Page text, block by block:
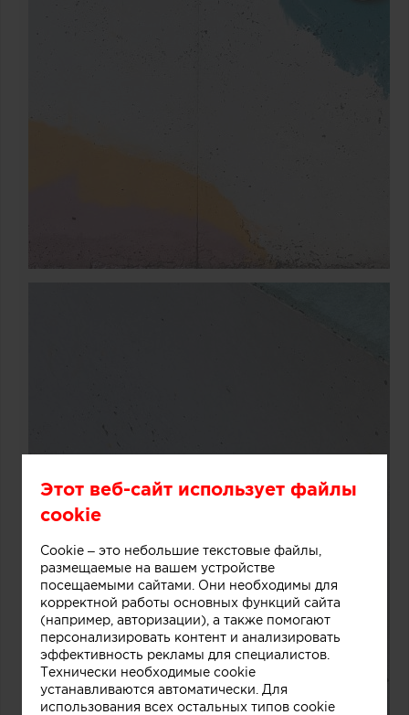
Этот веб-сайт использует файлы
cookie
Cookie – это небольшие текстовые файлы,
размещаемые на вашем устройстве
посещаемыми сайтами. Они необходимы для
корректной работы основных функций сайта
(например, авторизации), а также помогают
персонализировать контент и анализировать
эффективность рекламы для специалистов.
Технически необходимые cookie
устанавливаются автоматически. Для
использования всех остальных типов cookie